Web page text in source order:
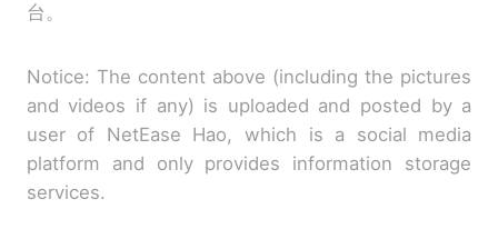
台。
Notice: The content above (including the pictures
and videos if any) is uploaded and posted by a
user of NetEase Hao, which is a social media
platform and only provides information storage
services.